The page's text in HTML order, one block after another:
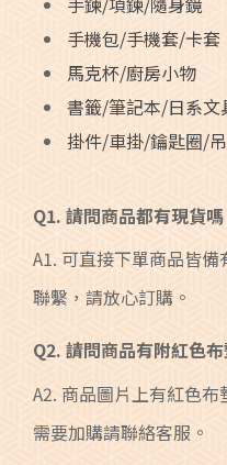
手機包/手機套/卡套
馬克杯/廚房小物
書籤/筆記本/日系文
掛件/車掛/鑰匙圈/
Q1. 請問商品都有現貨嗎
A1. 可直接下單商品皆
聯繫，請放心訂購。
Q2. 請問商品有附紅色
A2. 商品圖片上有紅色
需要加購請聯絡客服。